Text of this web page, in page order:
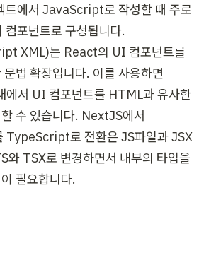
트에서 JavaScript로 작성할 때 주로
컴포넌트로 구성됩니다.
XML)는 React의 UI 컴포넌트를
법 확장입니다. 이를 사용하면
서 UI 컴포넌트를 HTML과 유사한
수 있습니다. NextJS에서
로 전환은 JS파일과 JSX
와 TSX로 변경하면서 내부의 타입을
필요합니다.